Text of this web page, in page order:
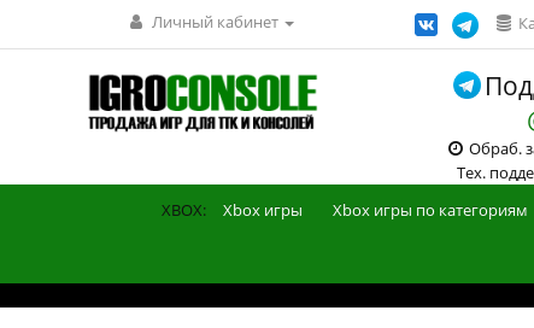
Личный кабинет
Обраб.
Тех.
XBOX: Xbox игры Xbox игры по категориям